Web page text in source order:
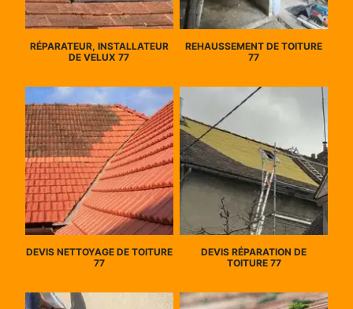
RÉPARATEUR, INSTALLATEUR
DE VELUX 77
REHAUSSEMENT DE TOITURE
77
DEVIS NETTOYAGE DE TOITURE
77
DEVIS RÉPARATION DE
TOITURE 77